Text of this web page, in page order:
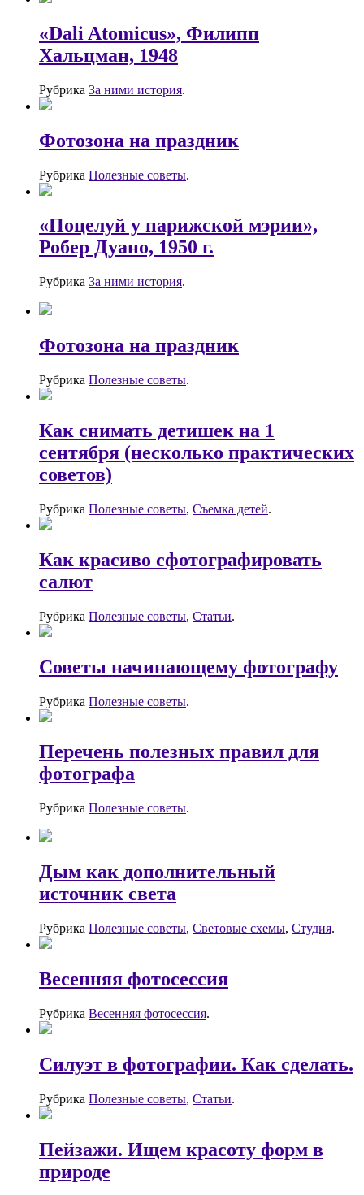
«Dali Atomicus», Филипп
Хальцман, 1948
Рубрика За ними история.
Фотозона на праздник
Рубрика Полезные советы.
«Поцелуй у парижской мэрии»,
Робер Дуано, 1950 г.
Рубрика За ними история.
Фотозона на праздник
Рубрика Полезные советы.
Как снимать детишек на 1
сентября (несколько практических
советов)
Рубрика Полезные советы, Съемка детей.
Как красиво сфотографировать
салют
Рубрика Полезные советы, Статьи.
Советы начинающему фотографу
Рубрика Полезные советы.
Перечень полезных правил для
фотографа
Рубрика Полезные советы.
Дым как дополнительный
источник света
Рубрика Полезные советы, Световые схемы, Студия.
Весенняя фотосессия
Рубрика Весенняя фотосессия.
Силуэт в фотографии. Как сделать.
Рубрика Полезные советы, Статьи.
Пейзажи. Ищем красоту форм в
природе